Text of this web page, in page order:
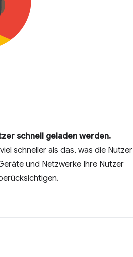
schnell geladen werden.
schneller als das, was die Nutzer
und Netzwerke Ihre Nutzer